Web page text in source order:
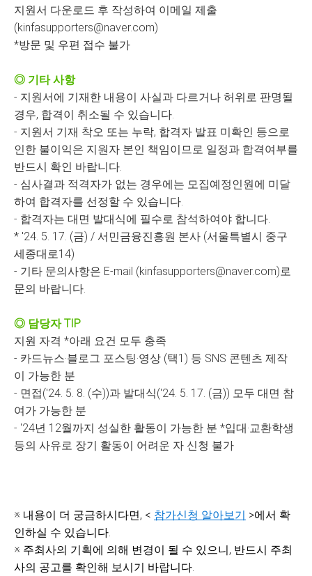
지원서 다운로드 후 작성하여 이메일 제출
(kinfasupporters@naver.com)
*방문 및 우편 접수 불가
◎ 기타 사항
- 지원서에 기재한 내용이 사실과 다르거나 허위로 판명될
경우, 합격이 취소될 수 있습니다.
- 지원서 기재 착오 또는 누락, 합격자 발표 미확인 등으로
인한 불이익은 지원자 본인 책임이므로​ ​일정과 합격여부를
반드시 확인 바랍니다.
- 심사결과 적격자가 없는 경우에는 모집예정인원에 미달
하여 합격자를 선정할 수 있습니다.
- 합격자는 대면 발대식에 필수로 참석하여야 합니다. ​
* '24. 5. 17. (금) / 서민금융진흥원 본사 (서울특별시 중구
세종대로14)
- 기타 문의사항은 E-mail (kinfasupporters@naver.com)로
문의 바랍니다.
◎ 담당자 TIP
지원 자격 *아래 요건 모두 충족
- 카드뉴스·블로그 포스팅·영상 (택1) 등 SNS 콘텐츠 제작
이 가능한 분
- 면접('24. 5. 8. (수))과 발대식('24. 5. 17. (금)) 모두 대면 참
여가 가능한 분
- '24년 12월까지 성실한 활동이 가능한 분 *입대·교환학생
등의 사유로 장기 활동이 어려운 자 신청 불가
※ 내용이 더 궁금하시다면, < 참가신청 알아보기 >에서 확
인하실 수 있습니다.
※ 주최사의 기획에 의해 변경이 될 수 있으니, 반드시 주최
사의 공고를 확인해 보시기 바랍니다.